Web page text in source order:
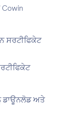
ਸਰਟੀਫਿਕੇਟ
ਡਾਊਨਲੋਡ ਅਤੇ